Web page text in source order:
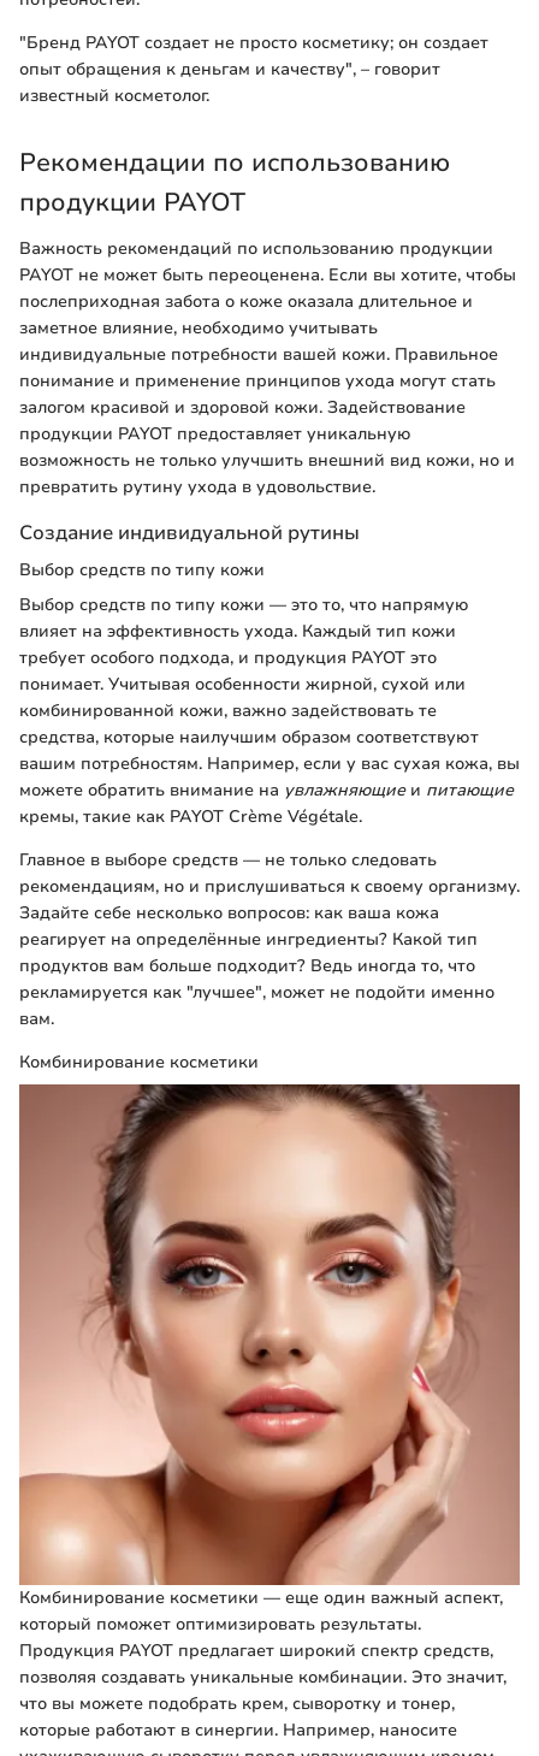
"Бренд PAYOT создает не просто косметику; он создает
опыт обращения к деньгам и качеству", – говорит
известный косметолог.
Рекомендации по использованию
продукции PAYOT
Важность рекомендаций по использованию продукции
PAYOT не может быть переоценена. Если вы хотите, чтобы
послеприходная забота о коже оказала длительное и
заметное влияние, необходимо учитывать
индивидуальные потребности вашей кожи. Правильное
понимание и применение принципов ухода могут стать
залогом красивой и здоровой кожи. Задействование
продукции PAYOT предоставляет уникальную
возможность не только улучшить внешний вид кожи, но и
превратить рутину ухода в удовольствие.
Создание индивидуальной рутины
Выбор средств по типу кожи
Выбор средств по типу кожи — это то, что напрямую
влияет на эффективность ухода. Каждый тип кожи
требует особого подхода, и продукция PAYOT это
понимает. Учитывая особенности жирной, сухой или
комбинированной кожи, важно задействовать те
средства, которые наилучшим образом соответствуют
вашим потребностям. Например, если у вас сухая кожа, вы
можете обратить внимание на увлажняющиеи питающие
кремы, такие как PAYOT Crème Végétale.
Главное в выборе средств — не только следовать
рекомендациям, но и прислушиваться к своему организму.
Задайте себе несколько вопросов: как ваша кожа
реагирует на определённые ингредиенты? Какой тип
продуктов вам больше подходит? Ведь иногда то, что
рекламируется как "лучшее", может не подойти именно
вам.
Комбинирование косметики
Комбинирование косметики — еще один важный аспект,
который поможет оптимизировать результаты.
Продукция PAYOT предлагает широкий спектр средств,
позволяя создавать уникальные комбинации. Это значит,
что вы можете подобрать крем, сыворотку и тонер,
которые работают в синергии. Например, наносите